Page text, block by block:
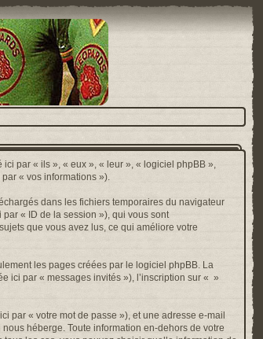
par « ils », « eux », « leur », « logiciel phpBB »,
« vos informations »).
dans les fichiers temporaires du navigateur
« ID de la session »), qui vous sont
que vous avez lus, ce qui améliore votre
les pages créées par le logiciel phpBB. La
ici par « messages invités »), l’inscription sur « »
par « votre mot de passe »), et une adresse e-mail
héberge. Toute information en-dehors de votre